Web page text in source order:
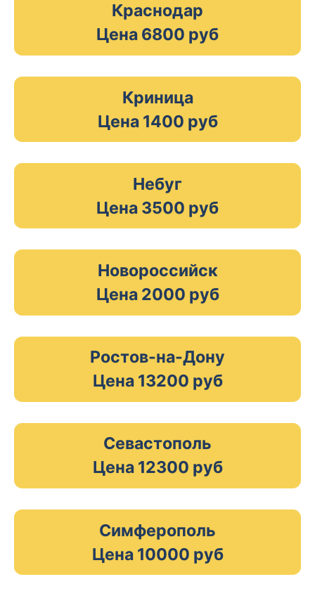
Краснодар
Цена 6800 руб
Криница
Цена 1400 руб
Небуг
Цена 3500 руб
Новороссийск
Цена 2000 руб
Ростов-на-Дону
Цена 13200 руб
Севастополь
Цена 12300 руб
Симферополь
Цена 10000 руб